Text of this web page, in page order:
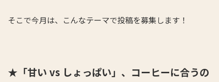
そこで今月は、こんなテーマで投稿を募集します！
★「甘い vs しょっぱい」、コーヒーに合うの